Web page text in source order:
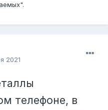
2021
телефоне, в